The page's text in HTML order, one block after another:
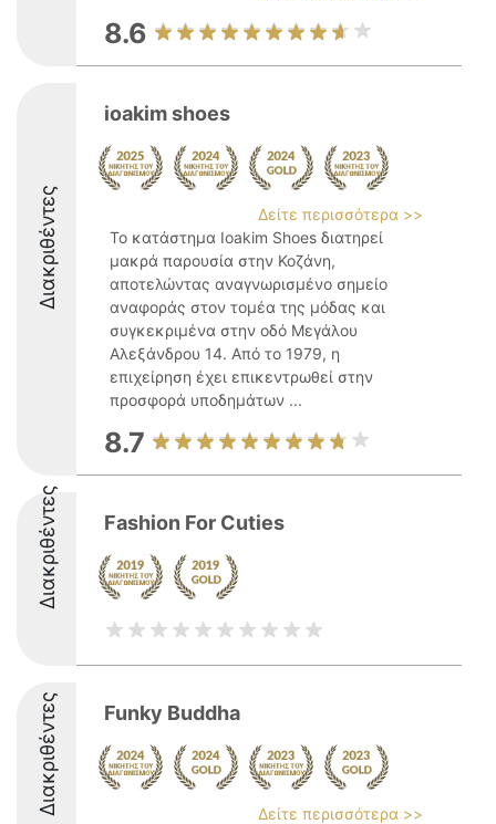
8.6
Διακριθέντες
ioakim shoes
Δείτε περισσότερα >>
Το κατάστημα Ioakim Shoes διατηρεί
μακρά παρουσία στην Κοζάνη,
αποτελώντας αναγνωρισμένο σημείο
αναφοράς στον τομέα της μόδας και
συγκεκριμένα στην οδό Μεγάλου
Αλεξάνδρου 14. Από το 1979, η
επιχείρηση έχει επικεντρωθεί στην
προσφορά υποδημάτων ...
8.7
Διακριθέντες Fashion For Cuties
Διακριθέντες Funky Buddha
Δείτε περισσότερα >>